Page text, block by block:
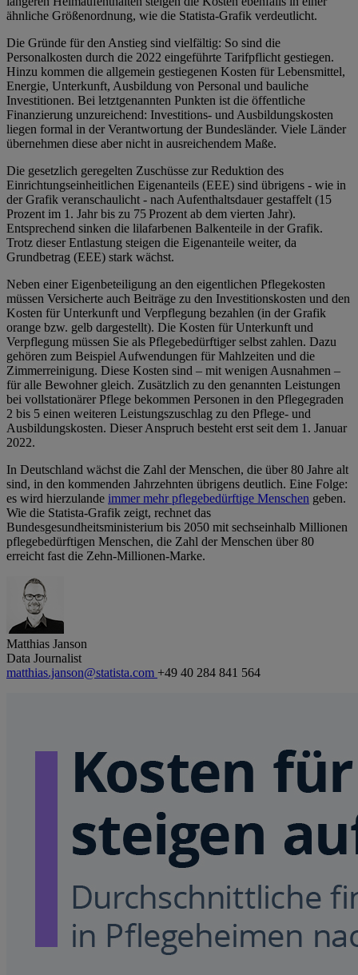
ähnliche Größenordnung, wie die Statista-Grafik verdeutlicht.
Die Gründe für den Anstieg sind vielfältig: So sind die
Personalkosten durch die 2022 eingeführte Tarifpflicht gestiegen.
Hinzu kommen die allgemein gestiegenen Kosten für Lebensmittel,
Energie, Unterkunft, Ausbildung von Personal und bauliche
Investitionen. Bei letztgenannten Punkten ist die öffentliche
Finanzierung unzureichend: Investitions‑ und Ausbildungskosten
liegen formal in der Verantwortung der Bundesländer. Viele Länder
übernehmen diese aber nicht in ausreichendem Maße.
Die gesetzlich geregelten Zuschüsse zur Reduktion des
Einrichtungseinheitlichen Eigenanteils (EEE) sind übrigens - wie in
der Grafik veranschaulicht - nach Aufenthaltsdauer gestaffelt (15
Prozent im 1. Jahr bis zu 75 Prozent ab dem vierten Jahr).
Entsprechend sinken die lilafarbenen Balkenteile in der Grafik.
Trotz dieser Entlastung steigen die Eigenanteile weiter, da
Grundbetrag (EEE) stark wächst.
Neben einer Eigenbeteiligung an den eigentlichen Pflegekosten
müssen Versicherte auch Beiträge zu den Investitionskosten und den
Kosten für Unterkunft und Verpflegung bezahlen (in der Grafik
orange bzw. gelb dargestellt). Die Kosten für Unterkunft und
Verpflegung müssen Sie als Pflegebedürftiger selbst zahlen. Dazu
gehören zum Beispiel Aufwendungen für Mahlzeiten und die
Zimmerreinigung. Diese Kosten sind – mit wenigen Ausnahmen –
für alle Bewohner gleich. Zusätzlich zu den genannten Leistungen
bei vollstationärer Pflege bekommen Personen in den Pflegegraden
2 bis 5 einen weiteren Leistungszuschlag zu den Pflege- und
Ausbildungskosten. Dieser Anspruch besteht erst seit dem 1. Januar
2022.
In Deutschland wächst die Zahl der Menschen, die über 80 Jahre alt
sind, in den kommenden Jahrzehnten übrigens deutlich. Eine Folge:
es wird hierzulande immer mehr pflegebedürftige Menschen geben.
Wie die Statista-Grafik zeigt, rechnet das
Bundesgesundheitsministerium bis 2050 mit sechseinhalb Millionen
pflegebedürftigen Menschen, die Zahl der Menschen über 80
erreicht fast die Zehn-Millionen-Marke.
Matthias Janson
Data Journalist
matthias.janson@statista.com +49 40 284 841 564